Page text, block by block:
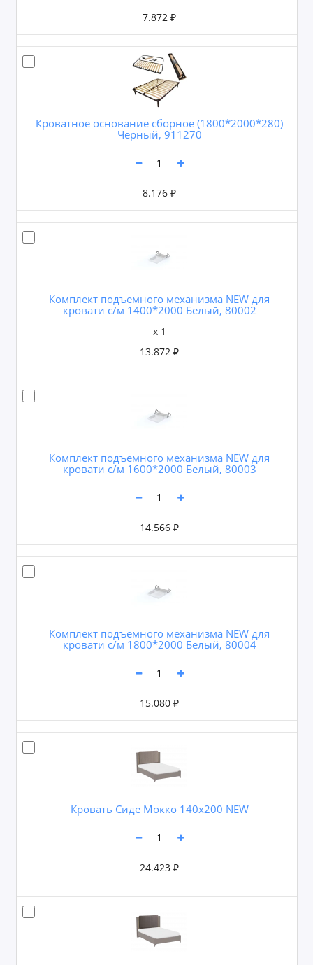
7.872 ₽
Кроватное основание сборное (1800*2000*280)
Черный, 911270
8.176 ₽
Комплект подъемного механизма NEW для
кровати с/м 1400*2000 Белый, 80002
x 1
13.872 ₽
Комплект подъемного механизма NEW для
кровати с/м 1600*2000 Белый, 80003
14.566 ₽
Комплект подъемного механизма NEW для
кровати с/м 1800*2000 Белый, 80004
15.080 ₽
Кровать Сиде Мокко 140х200 NEW
24.423 ₽